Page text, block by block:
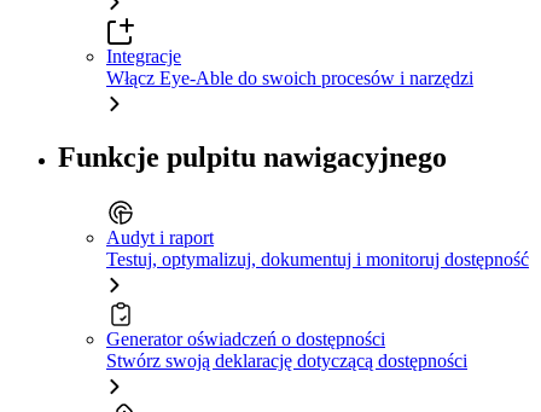
Integracje
Włącz Eye-Able do swoich procesów i narzędzi
Funkcje pulpitu nawigacyjnego
Audyt i raport
Testuj, optymalizuj, dokumentuj i monitoruj dostępność
Generator oświadczeń o dostępności
Stwórz swoją deklarację dotyczącą dostępności